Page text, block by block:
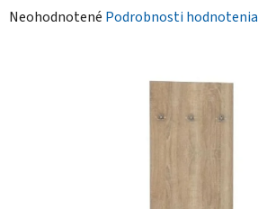
Priemerné
Neohodnotené Podrobnosti hodnotenia